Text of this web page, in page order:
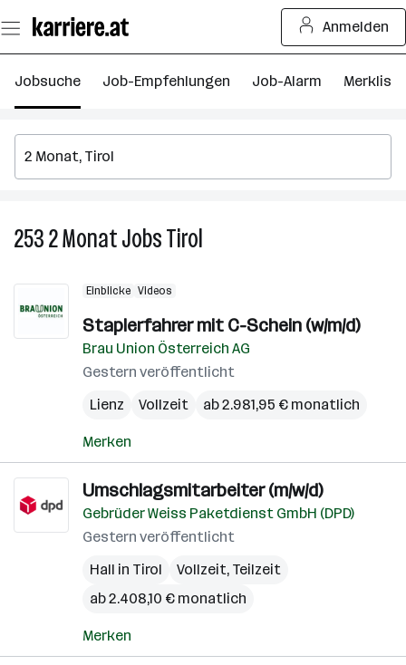
Seiteninhalt
springen
Anmelden
Jobsuche Job-Empfehlungen Job-Alarm Merkliste
2532 MonatJobsTirol
in
Tirol
Einblicke Videos
Staplerfahrer mit C-Schein (w/m/d)
Brau Union Österreich AG
Gestern veröffentlicht
Lienz
Vollzeit ab 2.981,95 € monatlich
Merken
Umschlagsmitarbeiter (m/w/d)
Gebrüder Weiss Paketdienst GmbH (DPD)
Gestern veröffentlicht
Hall in Tirol
Vollzeit, Teilzeit
ab 2.408,10 € monatlich
Merken